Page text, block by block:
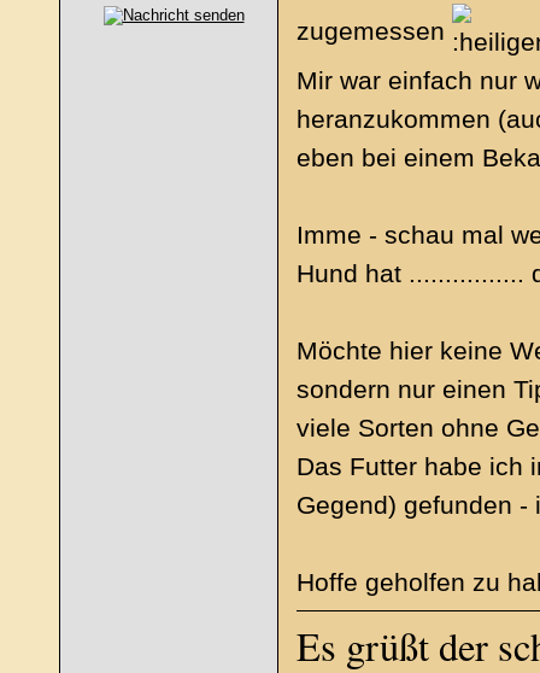
zugemessen
Mir war einfach nur
heranzukommen
eben bei einem
Imme - schau mal
Hund hat ................
Möchte hier keine
sondern nur einen
viele Sorten ohne
Das Futter habe ich
Gegend) gefunden
Hoffe geholfen zu
Es grüßt der